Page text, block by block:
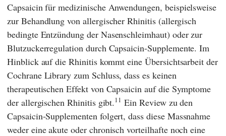
Capsaicin für medizinische Anwendungen, beispielsweise
zur Behandlung von allergischer Rhinitis (allergisch
bedingte Entzündung der Nasenschleimhaut) oder zur
Blutzuckerregulation durch Capsaicin-Supplemente. Im
Hinblick auf die Rhinitis kommt eine Übersichtsarbeit der
Cochrane Library zum Schluss, dass es keinen
therapeutischen Effekt von Capsaicin auf die Symptome
der allergischen Rhinitis gibt.11 Ein Review zu den
Capsaicin-Supplementen folgert, dass diese Massnahme
weder eine akute oder chronisch vorteilhafte noch eine